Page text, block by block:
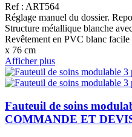
Ref : ART564
Réglage manuel du dossier.
Structure métallique blanche
Revêtement en PVC blanc
x 76 cm
Afficher plus
Fauteuil de soins
COMMANDE ET